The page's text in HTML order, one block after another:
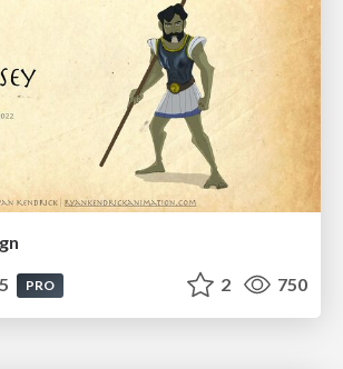
PRO 2 750